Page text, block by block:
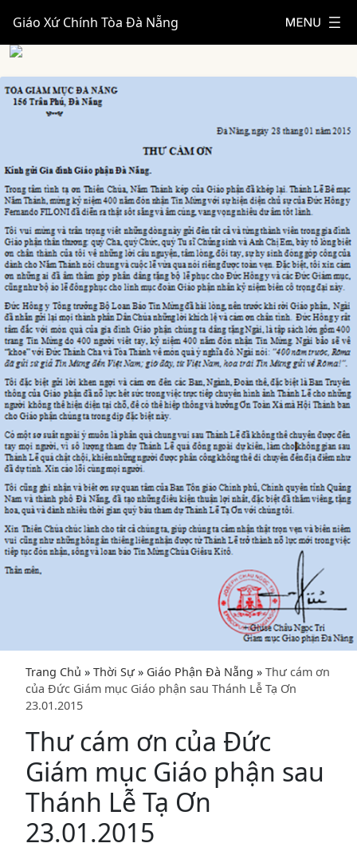
Giáo Xứ Chính Tòa Đà Nẵng
Trang Chủ » Thời Sự » Giáo Phận Đà Nẵng » Thư cám ơn
của Đức Giám mục Giáo phận sau Thánh Lễ Tạ Ơn
23.01.2015
Thư cám ơn của Đức
Giám mục Giáo phận sau
Thánh Lễ Tạ Ơn
23.01.2015